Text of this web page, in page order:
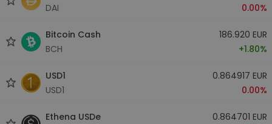
DAI
0.00%
Bitcoin Cash
BCH
186.920 EUR
+1.80%
USD1
USD1
0.864917 EUR
0.00%
Ethena USDe
0.864701 EUR